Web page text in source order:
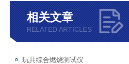
相关文章
RELATED ARTICLES
玩具综合燃烧测试仪